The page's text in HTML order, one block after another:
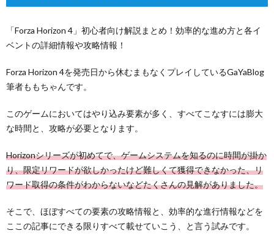
「Forza Horizon 4」初心者向け解説まとめ！効率的な進め方と各イ
ベントの詳細情報や攻略情報！
Forza Horizon 4を発売日から休むまもなくプレイしているGaYaBlog
筆者ももちゃんです。
このゲームにおいてはやり込み要素が多く、すべてこなすには膨大
な時間と、攻略が必要となります。
Horizonシリーズが初めてで、ゲームシステムを知るのに時間が掛か
り、限定リワードが欲しかったけど難しくて獲得できなかった、リ
ワード取得の条件がわからないなどたくさんの見解がありました。
そこで、ほぼすべての要素の攻略情報と、効率的な進行情報などを
ここの記事にできる限りすべて載せていこう、と言う試みです。